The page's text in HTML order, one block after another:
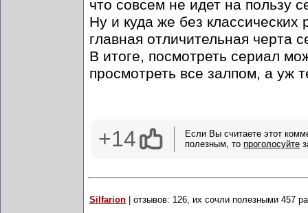
что совсем не идет на пользу
Ну и куда же без классических
главная отличительная черта
В итоге, посмотреть сериал
просмотреть все залпом, а уж
+14
Если Вы считаете этот
полезным, то проголосуйте
Silfarion | отзывов: 126, их сочли полезными 457